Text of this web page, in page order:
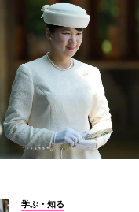
学ぶ・知る